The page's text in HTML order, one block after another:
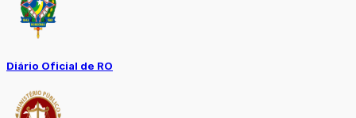
Diário Oficial de RO